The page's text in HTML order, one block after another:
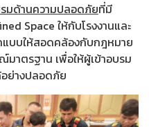
มด้านความปลอดภัยที่มี
Space ให้กับโรงงานและ
บบให้สอดคล้องกับกฎหมาย
าตรฐาน เพื่อให้ผู้เข้าอบรม
ย่างปลอดภัย